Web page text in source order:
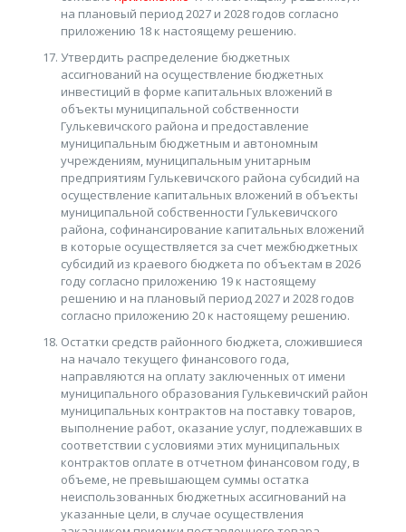
на плановый период 2027 и 2028 годов согласно
приложению 18 к настоящему решению.
Утвердить распределение бюджетных
ассигнований на осуществление бюджетных
инвестиций в форме капитальных вложений в
объекты муниципальной собственности
Гулькевичского района и предоставление
муниципальным бюджетным и автономным
учреждениям, муниципальным унитарным
предприятиям Гулькевичского района субсидий на
осуществление капитальных вложений в объекты
муниципальной собственности Гулькевичского
района, софинансирование капитальных вложений
в которые осуществляется за счет межбюджетных
субсидий из краевого бюджета по объектам в 2026
году согласно приложению 19 к настоящему
решению и на плановый период 2027 и 2028 годов
согласно приложению 20 к настоящему решению.
Остатки средств районного бюджета, сложившиеся
на начало текущего финансового года,
направляются на оплату заключенных от имени
муниципального образования Гулькевичский район
муниципальных контрактов на поставку товаров,
выполнение работ, оказание услуг, подлежавших в
соответствии с условиями этих муниципальных
контрактов оплате в отчетном финансовом году, в
объеме, не превышающем суммы остатка
неиспользованных бюджетных ассигнований на
указанные цели, в случае осуществления